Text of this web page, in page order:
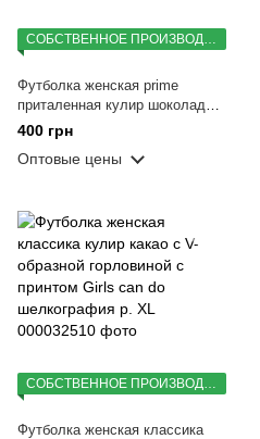
Футболка женская prime
приталенная кулир шоколад
раз. XL
400 грн
Оптовые цены
Футболка женская классика